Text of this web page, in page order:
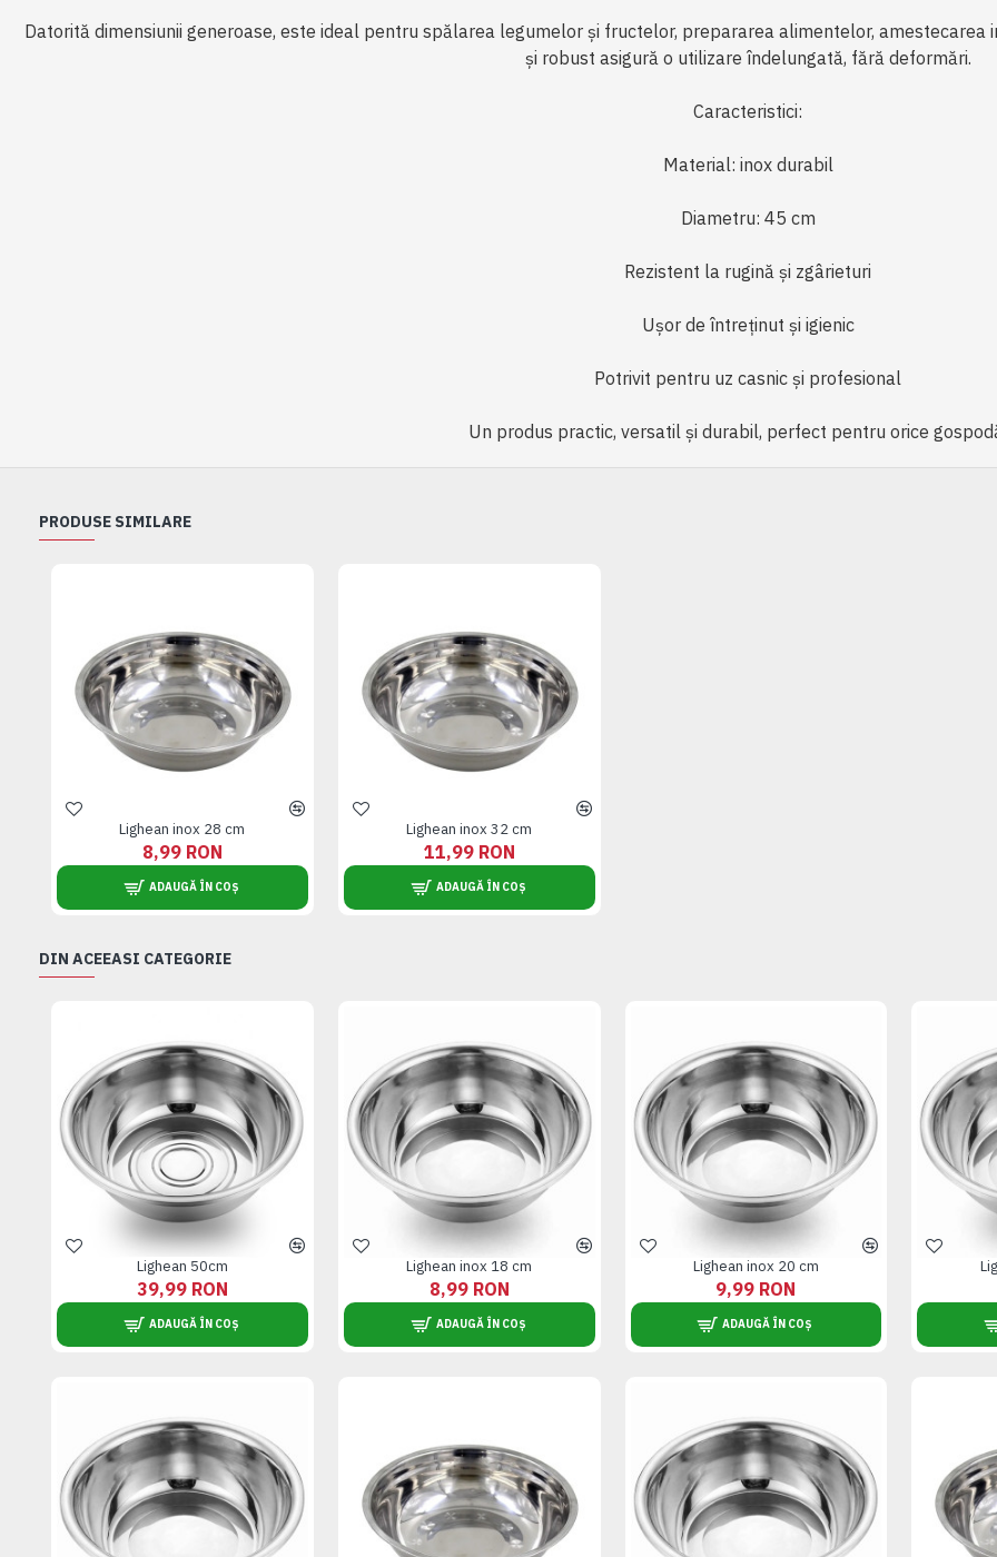
Datorită dimensiunii generoase, este ideal pentru spălarea legumelor și fructelor, prepararea alimentelor, amestecarea
și robust asigură o utilizare îndelungată, fără deformări.
Caracteristici:
Material: inox durabil
Diametru: 45 cm
Rezistent la rugină și zgârieturi
Ușor de întreținut și igienic
Potrivit pentru uz casnic și profesional
Un produs practic, versatil și durabil, perfect pentru orice
PRODUSE SIMILARE
Lighean inox 28 cm
8,99 RON
ADAUGĂ ÎN COȘ
Lighean inox 32 cm
11,99 RON
ADAUGĂ ÎN COȘ
DIN ACEEASI CATEGORIE
Lighean 50cm
39,99 RON
ADAUGĂ ÎN COȘ
Lighean inox 18 cm
8,99 RON
ADAUGĂ ÎN COȘ
Lighean inox 20 cm
9,99 RON
ADAUGĂ ÎN COȘ